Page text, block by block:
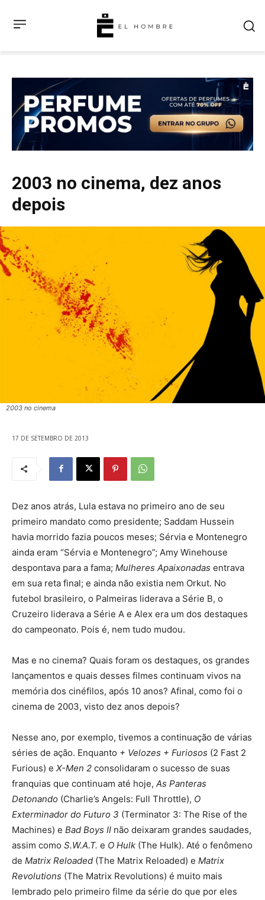
2003 no cinema, dez anos
depois
2003 no cinema
17 DE SETEMBRO DE 2013
Dez anos atrás, Lula estava no primeiro ano de seu
primeiro mandato como presidente; Saddam Hussein
havia morrido fazia poucos meses; Sérvia e Montenegro
ainda eram “Sérvia e Montenegro”; Amy Winehouse
despontava para a fama; Mulheres Apaixonadas entrava
em sua reta final; e ainda não existia nem Orkut. No
futebol brasileiro, o Palmeiras liderava a Série B, o
Cruzeiro liderava a Série A e Alex era um dos destaques
do campeonato. Pois é, nem tudo mudou.
Mas e no cinema? Quais foram os destaques, os grandes
lançamentos e quais desses filmes continuam vivos na
memória dos cinéfilos, após 10 anos? Afinal, como foi o
cinema de 2003, visto dez anos depois?
Nesse ano, por exemplo, tivemos a continuação de várias
séries de ação. Enquanto + Velozes + Furiosos (2 Fast 2
Furious) e X-Men 2 consolidaram o sucesso de suas
franquias que continuam até hoje, As Panteras
Detonando (Charlie’s Angels: Full Throttle), O
Exterminador do Futuro 3 (Terminator 3: The Rise of the
Machines) e Bad Boys II não deixaram grandes saudades,
assim como S.W.A.T. e O Hulk (The Hulk). Até o fenômeno
de Matrix Reloaded (The Matrix Reloaded) e Matrix
Revolutions (The Matrix Revolutions) é muito mais
lembrado pelo primeiro filme da série do que por eles